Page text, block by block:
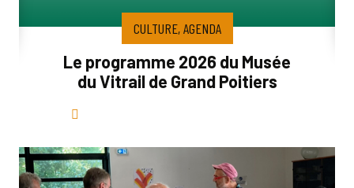
CULTURE, AGENDA
Le programme 2026 du Musée
du Vitrail de Grand Poitiers